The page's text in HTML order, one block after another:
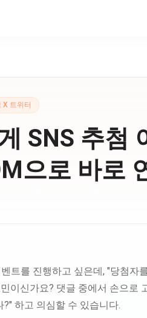
X 트위터
SNS 추첨
으로 바로
트를 진행하고 싶은데, "당첨자
이신가요? 댓글 중에서 손으로
하고 의심할 수 있습니다.